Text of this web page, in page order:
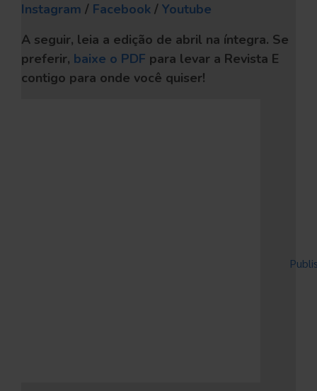
Instagram / Facebook / Youtube
A seguir, leia a edição de abril na íntegra. Se
preferir, baixe o PDF para levar a Revista E
contigo para onde você quiser!